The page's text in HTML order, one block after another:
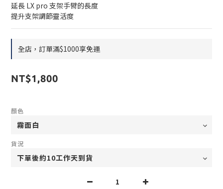
延長 LX pro 支架手臂的長度
提升支架調節靈活度
全店，訂單滿$1000享免運
NT$1,800
顏色
貨況